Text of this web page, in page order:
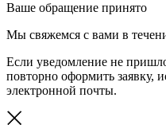
Ваше обращение принято
Мы свяжемся с вами в
Если уведомление не
повторно оформить заявку,
электронной почты.